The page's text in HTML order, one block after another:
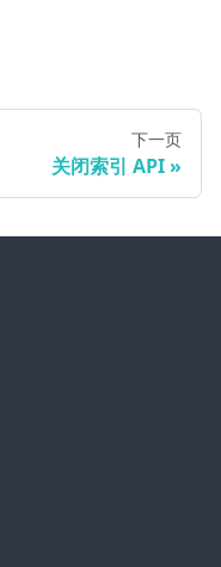
下一页
关闭索引 API